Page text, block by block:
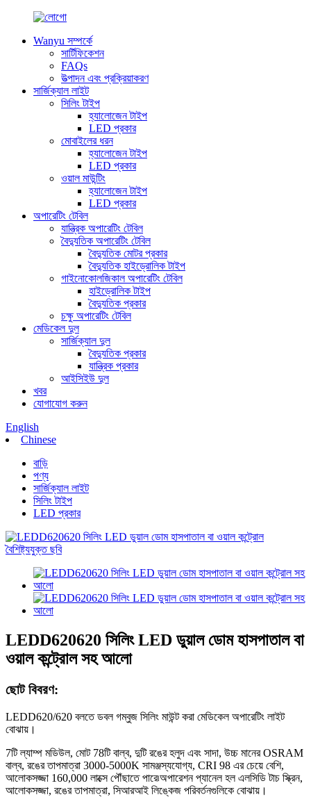
Wanyu সম্পর্কে
সার্টিফিকেশন
FAQs
উত্পাদন এবং প্রক্রিয়াকরণ
সার্জিক্যাল লাইট
সিলিং টাইপ
হ্যালোজেন টাইপ
LED প্রকার
মোবাইলের ধরন
হ্যালোজেন টাইপ
LED প্রকার
ওয়াল মাউন্টিং
হ্যালোজেন টাইপ
LED প্রকার
অপারেটিং টেবিল
যান্ত্রিক অপারেটিং টেবিল
বৈদ্যুতিক অপারেটিং টেবিল
বৈদ্যুতিক মোটর প্রকার
বৈদ্যুতিক হাইড্রোলিক টাইপ
গাইনোকোলজিকাল অপারেটিং টেবিল
হাইড্রোলিক টাইপ
বৈদ্যুতিক প্রকার
চক্ষু অপারেটিং টেবিল
মেডিকেল দুল
সার্জিক্যাল দুল
বৈদ্যুতিক প্রকার
যান্ত্রিক প্রকার
আইসিইউ দুল
খবর
যোগাযোগ করুন
English
Chinese
বাড়ি
পণ্য
সার্জিক্যাল লাইট
সিলিং টাইপ
LED প্রকার
LEDD620620 সিলিং LED ডুয়াল ডোম হাসপাতাল বা
ওয়াল কন্ট্রোল সহ আলো
ছোট বিবরণ:
LEDD620/620 বলতে ডবল গম্বুজ সিলিং মাউন্ট করা মেডিকেল অপারেটিং লাইট
বোঝায়।
7টি ল্যাম্প মডিউল, মোট 78টি বাল্ব, দুটি রঙের হলুদ এবং সাদা, উচ্চ মানের OSRAM
বাল্ব, রঙের তাপমাত্রা 3000-5000K সামঞ্জস্যযোগ্য, CRI 98 এর চেয়ে বেশি,
আলোকসজ্জা 160,000 লাক্সে পৌঁছাতে পারে৷অপারেশন প্যানেল হল এলসিডি টাচ স্ক্রিন,
আলোকসজ্জা, রঙের তাপমাত্রা, সিআরআই লিঙ্কেজ পরিবর্তনগুলিকে বোঝায়।